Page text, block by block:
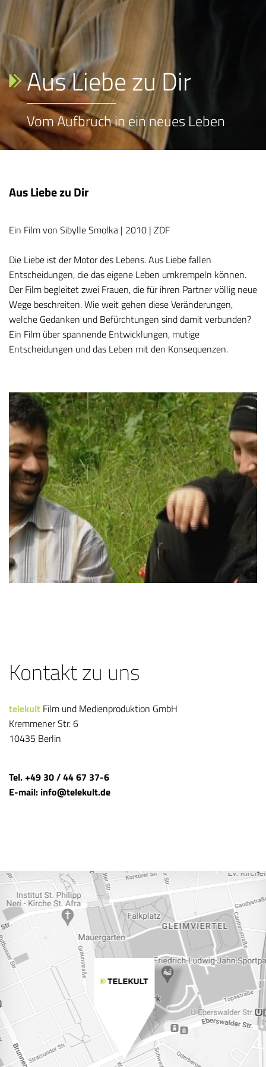
Aus Liebe zu Dir
Vom Aufbruch in ein neues Leben
Aus Liebe zu Dir
Ein Film von Sibylle Smolka | 2010 | ZDF
Die Liebe ist der Motor des Lebens. Aus Liebe fallen
Entscheidungen, die das eigene Leben umkrempeln können.
Der Film begleitet zwei Frauen, die für ihren Partner völlig neue
Wege beschreiten. Wie weit gehen diese Veränderungen,
welche Gedanken und Befürchtungen sind damit verbunden?
Ein Film über spannende Entwicklungen, mutige
Entscheidungen und das Leben mit den Konsequenzen.
Kontakt zu uns
telekult Film und Medienproduktion GmbH
Kremmener Str. 6
10435 Berlin
Tel. +49 30 / 44 67 37-6
E-mail: info@telekult.de